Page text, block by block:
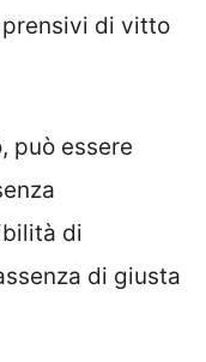
di vitto
può essere
di
di giusta